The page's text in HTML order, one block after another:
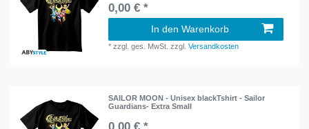
0,00 € *
In den Warenkorb
*zzgl. ges. MwSt. zzgl.Versandkosten
SAILOR MOON - Unisex blackTshirt - Sailor
Guardians- Extra Small